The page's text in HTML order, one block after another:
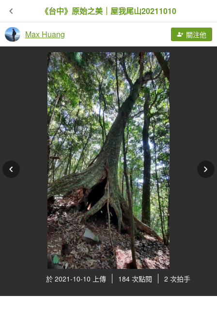
《台中》原始之美｜屋我尾山20211010
Max Huang 關注他
於 2021-10-10 上傳 184 次點閱 2 次拍手